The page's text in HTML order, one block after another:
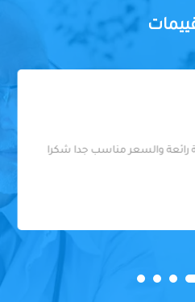
والسعر مناسب جدا شكرا